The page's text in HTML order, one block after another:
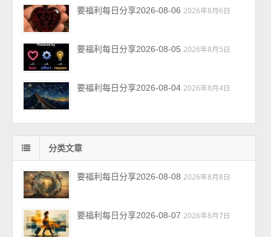
要福利每日分享2026-08-06 2026年8月6日
要福利每日分享2026-08-05 2026年8月5日
要福利每日分享2026-08-04 2026年8月4日
分类文章
要福利每日分享2026-08-08 2026年8月8日
要福利每日分享2026-08-07 2026年8月7日